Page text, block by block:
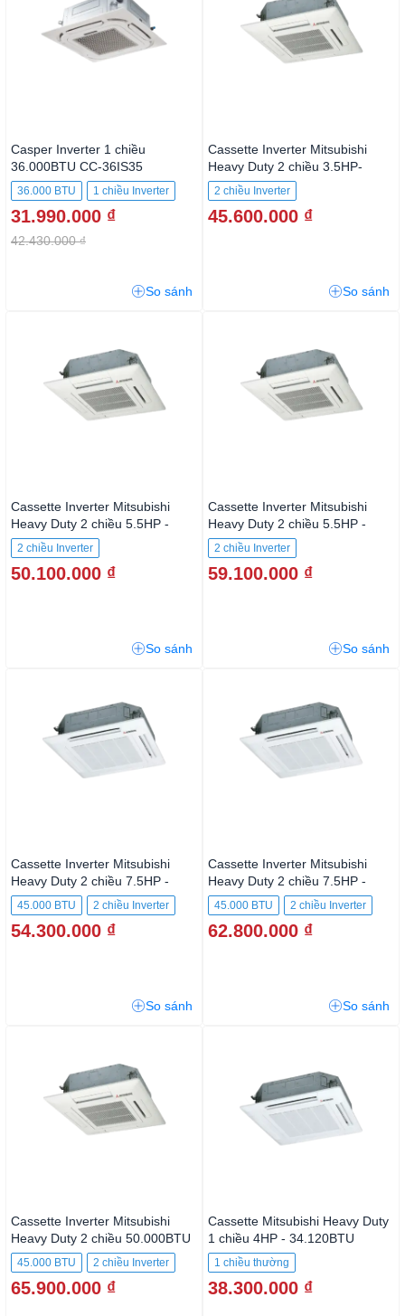
Casper Inverter 1 chiều
36.000BTU CC-36IS35
36.000 BTU 1 chiều Inverter
31.990.000 ₫
42.430.000 ₫
So sánh
Cassette Inverter Mitsubishi
Heavy Duty 2 chiều 3.5HP-
30.000BTU
FDT100VH/FDC90VNP1
2 chiều Inverter
45.600.000 ₫
So sánh
Cassette Inverter Mitsubishi
Heavy Duty 2 chiều 5.5HP -
34.000BTU
FDT100VH/FDC100VNP
2 chiều Inverter
50.100.000 ₫
So sánh
Cassette Inverter Mitsubishi
Heavy Duty 2 chiều 5.5HP -
34.000BTU
FDT100VH/FDC100VNA
2 chiều Inverter
59.100.000 ₫
So sánh
Cassette Inverter Mitsubishi
Heavy Duty 2 chiều 7.5HP -
45.000BTU
FDT125VH/FDC125VNP-W
45.000 BTU 2 chiều Inverter
54.300.000 ₫
So sánh
Cassette Inverter Mitsubishi
Heavy Duty 2 chiều 7.5HP -
45.000BTU
FDT125VH/FDC125VNA
45.000 BTU 2 chiều Inverter
62.800.000 ₫
So sánh
Cassette Inverter Mitsubishi
Heavy Duty 2 chiều 50.000BTU
FDT140VH/FDC140VNA
45.000 BTU 2 chiều Inverter
65.900.000 ₫
Cassette Mitsubishi Heavy Duty
1 chiều 4HP - 34.120BTU
FDT100CSV-S5/FDC100CSV-
S5
1 chiều thường
38.300.000 ₫